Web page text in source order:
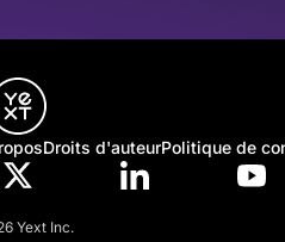
Droits d'auteurPolitique de
Yext Inc.